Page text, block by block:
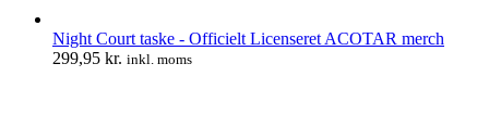
Night Court taske - Officielt Licenseret ACOTAR merch
299,95 kr. inkl. moms